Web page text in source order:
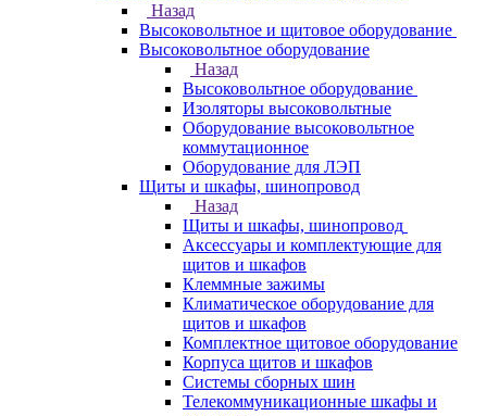
Назад
Высоковольтное и щитовое оборудование
Высоковольтное оборудование
Назад
Высоковольтное оборудование
Изоляторы высоковольтные
Оборудование высоковольтное
коммутационное
Оборудование для ЛЭП
Щиты и шкафы, шинопровод
Назад
Щиты и шкафы, шинопровод
Аксессуары и комплектующие для
щитов и шкафов
Клеммные зажимы
Климатическое оборудование для
щитов и шкафов
Комплектное щитовое оборудование
Корпуса щитов и шкафов
Системы сборных шин
Телекоммуникационные шкафы и